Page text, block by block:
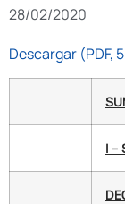
28/02/2020
Descargar (PDF,
I –